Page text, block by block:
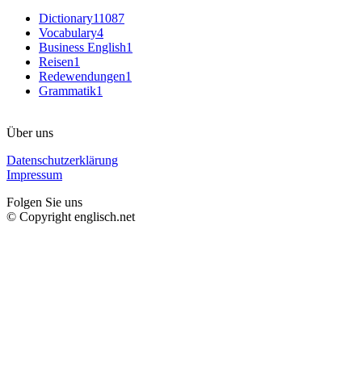
Dictionary11087
Vocabulary4
Business English1
Reisen1
Redewendungen1
Grammatik1
Über uns
Datenschutzerklärung
Impressum
Folgen Sie uns
© Copyright englisch.net